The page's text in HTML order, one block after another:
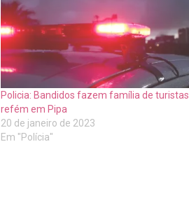
Policia: Bandidos fazem família de turistas
refém em Pipa
20 de janeiro de 2023
Em "Polícia"